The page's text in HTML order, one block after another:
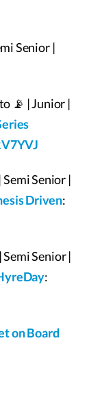
Senior |
📡 | Junior |
Senior |
Driven:
Senior |
:
on Board